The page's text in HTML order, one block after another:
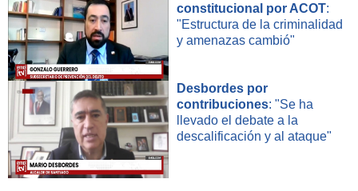
constitucional por ACOT:
"Estructura de la criminalidad
y amenazas cambió"
Desbordes por
contribuciones: "Se ha
llevado el debate a la
descalificación y al ataque"